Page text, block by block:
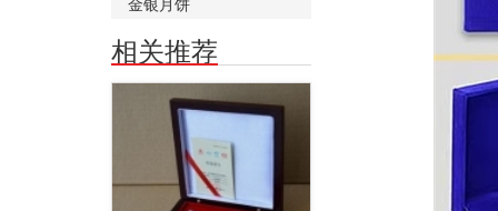
相关推荐